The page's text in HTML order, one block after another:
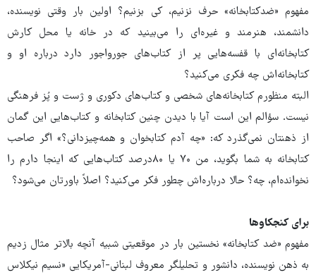
مفهوم «ضدکتابخانه» حرف نزنیم، کی بزنیم؟ اولین بار وقتی نویسنده،
دانشمند، هنرمند و غیره‌ای را می‌بینید که در خانه یا محل کارش
کتابخانه‌ای با قفسه‌هایی پر از کتاب‌های جورواجور دارد درباره او و
کتابخانه‌اش چه فکری می‌کنید؟
البته منظورم کتابخانه‌های شخصی و کتاب‌های دکوری و ژست و پُز فرهنگی
نیست. سؤالم این است آیا با دیدن چنین کتابخانه و کتاب‌هایی این گمان
از ذهنتان نمی‌گذرد که: «چه آدم کتابخوان و همه‌چیزدانی؟» اگر صاحب
کتابخانه به شما بگوید، من ۷۰ یا ۸۰درصد کتاب‌هایی که اینجا دارم را
نخوانده‌ام، چه؟ حالا درباره‌اش چطور فکر می‌کنید؟ اصلاً باورتان می‌شود؟
برای کنجکاوها
مفهوم «ضد کتابخانه» نخستین‌ ‌بار در موقعیتی شبیه آنچه بالاتر مثال زدیم
به ذهن نویسنده، دانشور و تحلیلگر معروف لبنانی-آمریکایی «نسیم نیکلاس